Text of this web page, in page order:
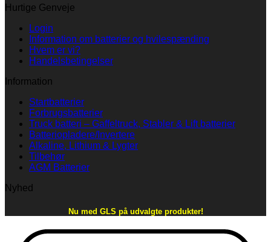
Hurtige Genveje
Login
Information om batterier og hvilespænding
Hvem er vi?
Handelsbetingelser
Information
Startbatterier
Forbrugsbatterier
Truck batteri – Gaffeltruck, Stabler & Lift batterier
Batteriopladere/Invertere
Alkaline, Lithium & Lygter
Tilbehør
AGM Batterier
Nyhed
Nu med GLS på udvalgte produkter!